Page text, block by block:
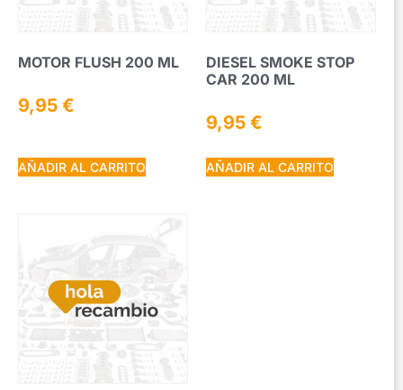
MOTOR FLUSH 200 ML
9,95 €
AÑADIR AL CARRITO
DIESEL SMOKE STOP
CAR 200 ML
9,95 €
AÑADIR AL CARRITO